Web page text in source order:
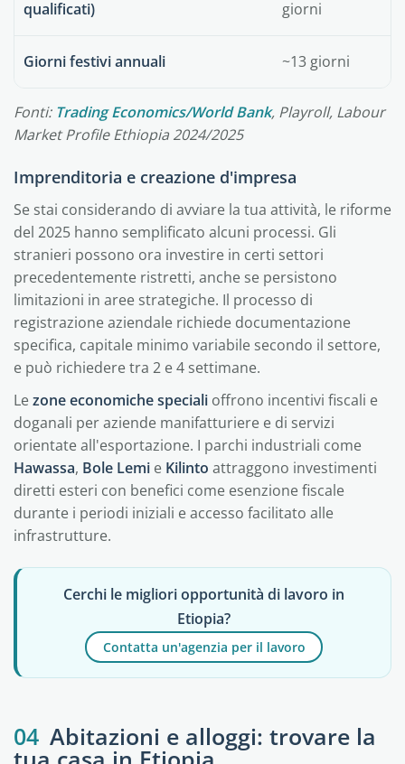
qualificati)
giorni
Giorni festivi annuali ~13 giorni
Fonti: Trading Economics/World Bank, Playroll, Labour
Market Profile Ethiopia 2024/2025
Imprenditoria e creazione d'impresa
Se stai considerando di avviare la tua attività, le riforme
del 2025 hanno semplificato alcuni processi. Gli
stranieri possono ora investire in certi settori
precedentemente ristretti, anche se persistono
limitazioni in aree strategiche. Il processo di
registrazione aziendale richiede documentazione
specifica, capitale minimo variabile secondo il settore,
e può richiedere tra 2 e 4 settimane.
Lezone economiche speciali offrono incentivi fiscali e
doganali per aziende manifatturiere e di servizi
orientate all'esportazione. I parchi industriali come
Hawassa, Bole Lemi e Kilinto attraggono investimenti
diretti esteri con benefici come esenzione fiscale
durante i periodi iniziali e accesso facilitato alle
infrastrutture.
Cerchi le migliori opportunità di lavoro in
Etiopia?
Contatta un'agenzia per il lavoro
04 Abitazioni e alloggi: trovare la